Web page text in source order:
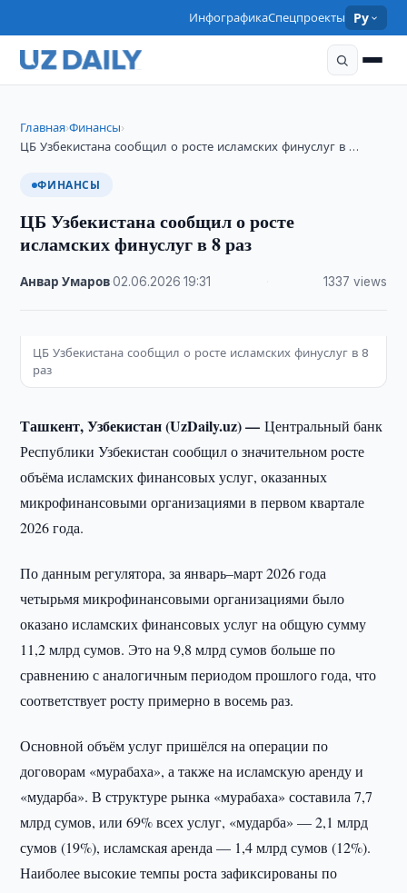
ИнфографикаСпецпроекты Ру
Главная›Финансы›
ЦБ Узбекистана сообщил о росте исламских финуслуг в …
ФИНАНСЫ
ЦБ Узбекистана сообщил о росте
исламских финуслуг в 8 раз
Анвар Умаров·02.06.2026 ·19:31 1337 views
ЦБ Узбекистана сообщил о росте исламских финуслуг в 8
раз
Ташкент, Узбекистан (UzDaily.uz) —Центральный банк
Республики Узбекистан сообщил о значительном росте
объёма исламских финансовых услуг, оказанных
микрофинансовыми организациями в первом квартале
2026 года.
По данным регулятора, за январь–март 2026 года
четырьмя микрофинансовыми организациями было
оказано исламских финансовых услуг на общую сумму
11,2 млрд сумов. Это на 9,8 млрд сумов больше по
сравнению с аналогичным периодом прошлого года, что
соответствует росту примерно в восемь раз.
Основной объём услуг пришёлся на операции по
договорам «мурабаха», а также на исламскую аренду и
«мударба». В структуре рынка «мурабаха» составила 7,7
млрд сумов, или 69% всех услуг, «мударба» — 2,1 млрд
сумов (19%), исламская аренда — 1,4 млрд сумов (12%).
Наиболее высокие темпы роста зафиксированы по